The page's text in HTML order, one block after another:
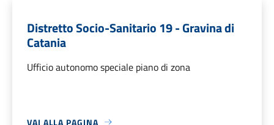
Distretto Socio-Sanitario 19 - Gravina di
Catania
Ufficio autonomo speciale piano di zona
VAI ALLA PAGINA